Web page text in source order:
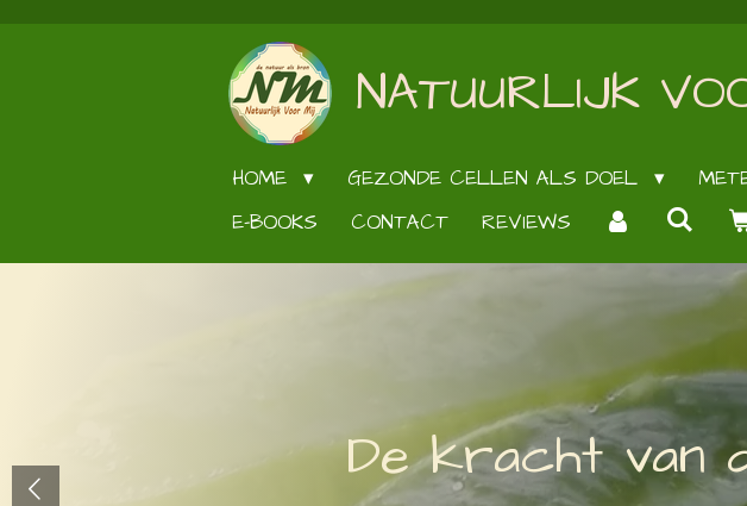
NATUURLIJK
HOME GEZONDE CELLEN ALS DOEL
E-BOOKS
CONTACT REVIEWS
De kracht van